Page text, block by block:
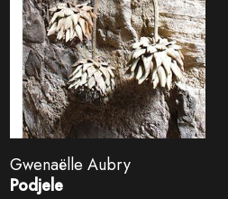
Gwenaëlle Aubry
Podjele